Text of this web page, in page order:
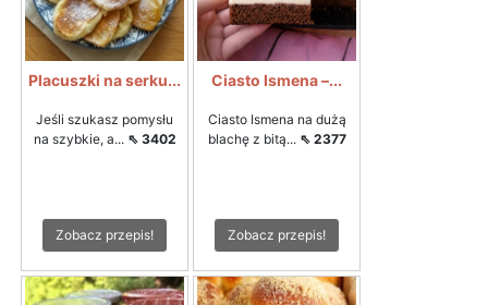
Placuszki na serku...
Jeśli szukasz pomysłu
na szybkie, a... ⇖ 3402
Zobacz przepis!
Ciasto Ismena –...
Ciasto Ismena na dużą
blachę z bitą... ⇖ 2377
Zobacz przepis!